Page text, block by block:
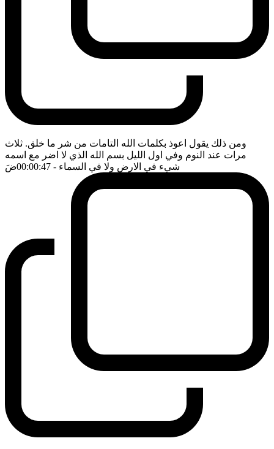
ومن ذلك يقول اعوذ بكلمات الله التامات من شر ما خلق. ثلاث
مرات عند النوم وفي اول الليل بسم الله الذي لا اضر مع اسمه
شيء في الارض ولا في السماء - 00:00:47 ضَ